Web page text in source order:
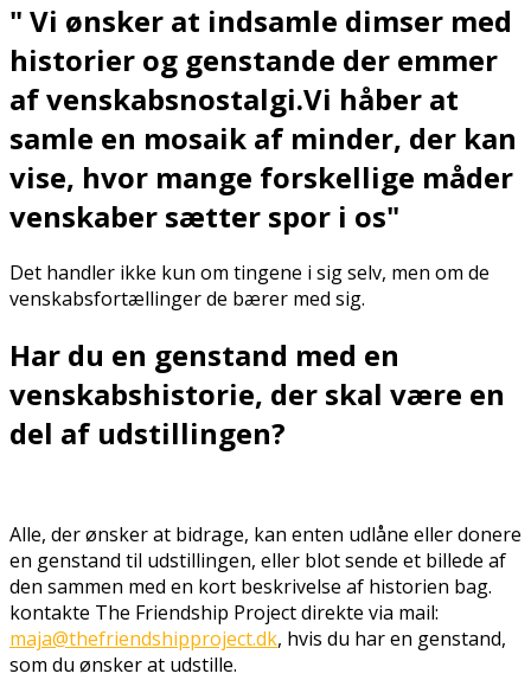
" Vi ønsker at indsamle dimser med
historier og genstande der emmer
af venskabsnostalgi.Vi håber at
samle en mosaik af minder, der kan
vise, hvor mange forskellige måder
venskaber sætter spor i os"
Det handler ikke kun om tingene i sig selv, men om de
venskabsfortællinger de bærer med sig.
Har du en genstand med en
venskabshistorie, der skal være en
del af udstillingen?
Alle, der ønsker at bidrage, kan enten udlåne eller donere
en genstand til udstillingen, eller blot sende et billede af
den sammen med en kort beskrivelse af historien bag.
kontakte The Friendship Project direkte via mail:
maja@thefriendshipproject.dk, hvis du har en genstand,
som du ønsker at udstille.